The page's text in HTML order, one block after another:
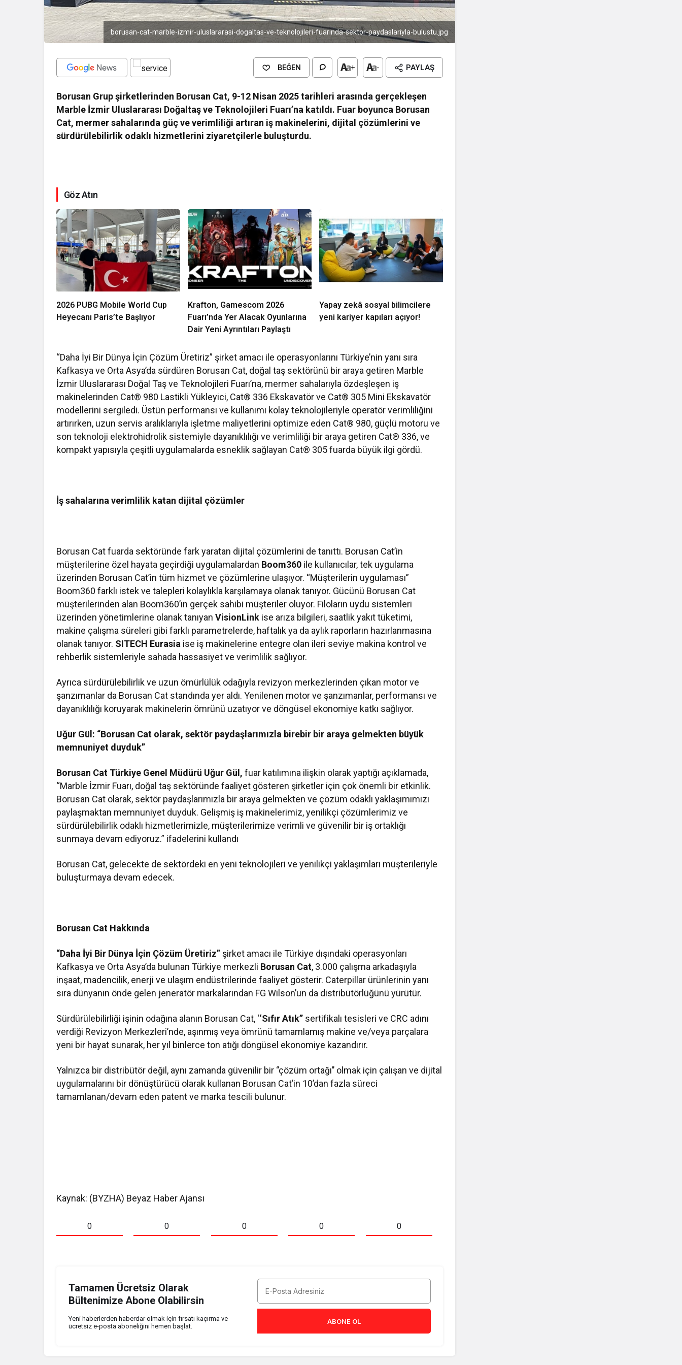
borusan-cat-marble-izmir-uluslararasi-dogaltas-ve-teknolojileri-fuarinda-sektor-paydaslariyla-bulustu.jpg
BEĞEN + - PAYLAŞ
Borusan Grup şirketlerinden Borusan Cat, 9-12 Nisan 2025 tarihleri arasında gerçekleşen
Marble İzmir Uluslararası Doğaltaş ve Teknolojileri Fuarı’na katıldı. Fuar boyunca Borusan
Cat, mermer sahalarında güç ve verimliliği artıran iş makinelerini, dijital çözümlerini ve
sürdürülebilirlik odaklı hizmetlerini ziyaretçilerle buluşturdu.
Göz Atın
2026 PUBG Mobile World Cup
Heyecanı Paris’te Başlıyor
Krafton, Gamescom 2026
Fuarı’nda Yer Alacak Oyunlarına
Dair Yeni Ayrıntıları Paylaştı
Yapay zekâ sosyal bilimcilere
yeni kariyer kapıları açıyor!
“Daha İyi Bir Dünya İçin Çözüm Üretiriz” şirket amacı ile operasyonlarını Türkiye’nin yanı sıra
Kafkasya ve Orta Asya’da sürdüren Borusan Cat, doğal taş sektörünü bir araya getiren Marble
İzmir Uluslararası Doğal Taş ve Teknolojileri Fuarı’na, mermer sahalarıyla özdeşleşen iş
makinelerinden Cat® 980 Lastikli Yükleyici, Cat® 336 Ekskavatör ve Cat® 305 Mini Ekskavatör
modellerini sergiledi. Üstün performansı ve kullanımı kolay teknolojileriyle operatör verimliliğini
artırırken, uzun servis aralıklarıyla işletme maliyetlerini optimize eden Cat® 980, güçlü motoru ve
son teknoloji elektrohidrolik sistemiyle dayanıklılığı ve verimliliği bir araya getiren Cat® 336, ve
kompakt yapısıyla çeşitli uygulamalarda esneklik sağlayan Cat® 305 fuarda büyük ilgi gördü.
İş sahalarına verimlilik katan dijital çözümler
Borusan Cat fuarda sektöründe fark yaratan dijital çözümlerini de tanıttı. Borusan Cat’in
müşterilerine özel hayata geçirdiği uygulamalardan Boom360 ile kullanıcılar, tek uygulama
üzerinden Borusan Cat’in tüm hizmet ve çözümlerine ulaşıyor. “Müşterilerin uygulaması”
Boom360 farklı istek ve talepleri kolaylıkla karşılamaya olanak tanıyor. Gücünü Borusan Cat
müşterilerinden alan Boom360’ın gerçek sahibi müşteriler oluyor. Filoların uydu sistemleri
üzerinden yönetimlerine olanak tanıyanVisionLink ise arıza bilgileri, saatlik yakıt tüketimi,
makine çalışma süreleri gibi farklı parametrelerde, haftalık ya da aylık raporların hazırlanmasına
olanak tanıyor. SITECH Eurasia ise iş makinelerine entegre olan ileri seviye makina kontrol ve
rehberlik sistemleriyle sahada hassasiyet ve verimlilik sağlıyor.
Ayrıca sürdürülebilirlik ve uzun ömürlülük odağıyla revizyon merkezlerinden çıkan motor ve
şanzımanlar da Borusan Cat standında yer aldı. Yenilenen motor ve şanzımanlar, performansı ve
dayanıklılığı koruyarak makinelerin ömrünü uzatıyor ve döngüsel ekonomiye katkı sağlıyor.
Uğur Gül: “Borusan Cat olarak, sektör paydaşlarımızla birebir bir araya gelmekten büyük
memnuniyet duyduk”
Borusan Cat Türkiye Genel Müdürü Uğur Gül, fuar katılımına ilişkin olarak yaptığı açıklamada,
“Marble İzmir Fuarı, doğal taş sektöründe faaliyet gösteren şirketler için çok önemli bir etkinlik.
Borusan Cat olarak, sektör paydaşlarımızla bir araya gelmekten ve çözüm odaklı yaklaşımımızı
paylaşmaktan memnuniyet duyduk. Gelişmiş iş makinelerimiz, yenilikçi çözümlerimiz ve
sürdürülebilirlik odaklı hizmetlerimizle, müşterilerimize verimli ve güvenilir bir iş ortaklığı
sunmaya devam ediyoruz.” ifadelerini kullandı
Borusan Cat, gelecekte de sektördeki en yeni teknolojileri ve yenilikçi yaklaşımları müşterileriyle
buluşturmaya devam edecek.
Borusan Cat Hakkında
“Daha İyi Bir Dünya İçin Çözüm Üretiriz” şirket amacı ile Türkiye dışındaki operasyonları
Kafkasya ve Orta Asya’da bulunan Türkiye merkezli Borusan Cat, 3.000 çalışma arkadaşıyla
inşaat, madencilik, enerji ve ulaşım endüstrilerinde faaliyet gösterir. Caterpillar ürünlerinin yanı
sıra dünyanın önde gelen jeneratör markalarından FG Wilson’un da distribütörlüğünü yürütür.
Sürdürülebilirliği işinin odağına alanın Borusan Cat, ‘‘Sıfır Atık’’ sertifikalı tesisleri ve CRC adını
verdiği Revizyon Merkezleri’nde, aşınmış veya ömrünü tamamlamış makine ve/veya parçalara
yeni bir hayat sunarak, her yıl binlerce ton atığı döngüsel ekonomiye kazandırır.
Yalnızca bir distribütör değil, aynı zamanda güvenilir bir ‘’çözüm ortağı’’ olmak için çalışan ve dijital
uygulamalarını bir dönüştürücü olarak kullanan Borusan Cat’in 10’dan fazla süreci
tamamlanan/devam eden patent ve marka tescili bulunur.
Kaynak: (BYZHA) Beyaz Haber Ajansı
0 0 0 0 0
Tamamen Ücretsiz Olarak
Bültenimize Abone Olabilirsin
Yeni haberlerden haberdar olmak için fırsatı kaçırma ve
ücretsiz e-posta aboneliğini hemen başlat.
ABONE OL